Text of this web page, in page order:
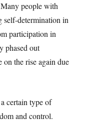
people with
self-determination in
participation in
phased out
on the rise again due
certain type of
and control.